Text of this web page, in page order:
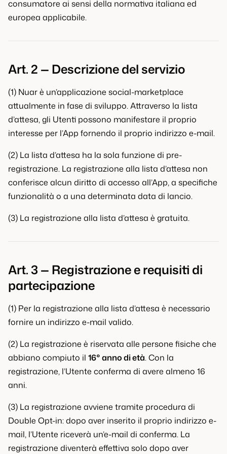
consumatore ai sensi della normativa italiana ed
europea applicabile.
Art. 2 — Descrizione del servizio
(1) Nuar è un’applicazione social-marketplace
attualmente in fase di sviluppo. Attraverso la lista
d’attesa, gli Utenti possono manifestare il proprio
interesse per l’App fornendo il proprio indirizzo e-mail.
(2) La lista d’attesa ha la sola funzione di pre-
registrazione. La registrazione alla lista d’attesa non
conferisce alcun diritto di accesso all’App, a specifiche
funzionalità o a una determinata data di lancio.
(3) La registrazione alla lista d’attesa è gratuita.
Art. 3 — Registrazione e requisiti di
partecipazione
(1) Per la registrazione alla lista d’attesa è necessario
fornire un indirizzo e-mail valido.
(2) La registrazione è riservata alle persone fisiche che
abbiano compiuto il 16° anno di età. Con la
registrazione, l’Utente conferma di avere almeno 16
anni.
(3) La registrazione avviene tramite procedura di
Double Opt-in: dopo aver inserito il proprio indirizzo e-
mail, l’Utente riceverà un’e-mail di conferma. La
registrazione diventerà effettiva solo dopo aver